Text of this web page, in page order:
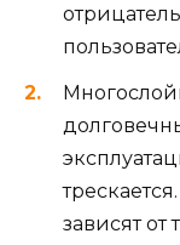
зависят от